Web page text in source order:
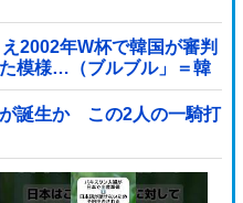
2002年W杯で韓国が審判
模様…（ブルブル」＝韓
が誕生か この2人の一騎打